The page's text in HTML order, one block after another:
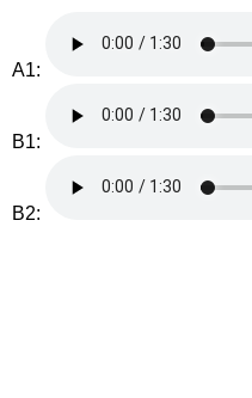
A1:
B1:
B2: